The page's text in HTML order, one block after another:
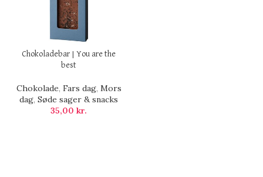
Chokoladebar | You are the
best
Chokolade, Fars dag, Mors
dag, Søde sager & snacks
35,00 kr.